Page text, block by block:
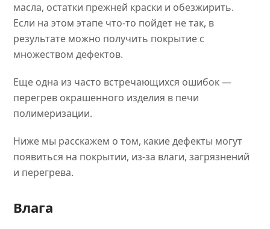
масла, остатки прежней краски и обезжирить.
Если на этом этапе что-то пойдет не так, в
результате можно получить покрытие с
множеством дефектов.
Еще одна из часто встречающихся ошибок —
перегрев окрашенного изделия в печи
полимеризации.
Ниже мы расскажем о том, какие дефекты могут
появиться на покрытии, из-за влаги, загрязнений
и перегрева.
Влага